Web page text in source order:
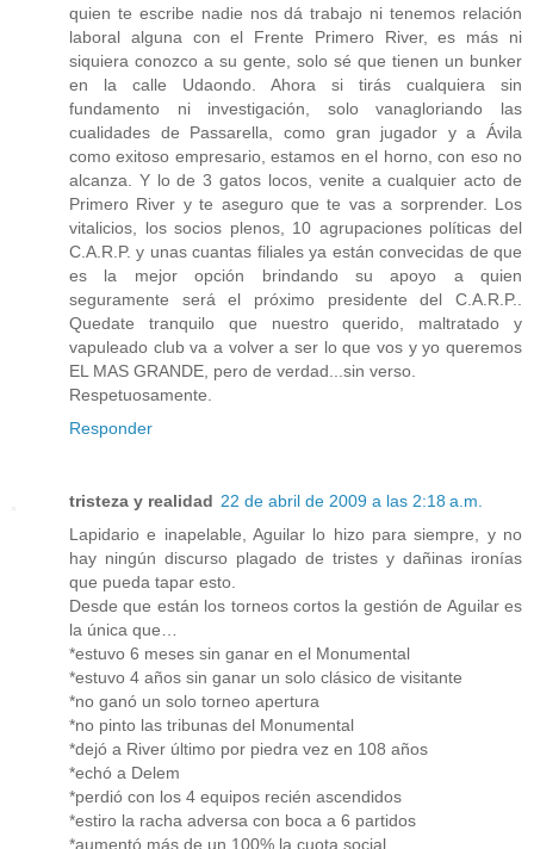
quien te escribe nadie nos dá trabajo ni tenemos relación
laboral alguna con el Frente Primero River, es más ni
siquiera conozco a su gente, solo sé que tienen un bunker
en la calle Udaondo. Ahora si tirás cualquiera sin
fundamento ni investigación, solo vanagloriando las
cualidades de Passarella, como gran jugador y a Ávila
como exitoso empresario, estamos en el horno, con eso no
alcanza. Y lo de 3 gatos locos, venite a cualquier acto de
Primero River y te aseguro que te vas a sorprender. Los
vitalicios, los socios plenos, 10 agrupaciones políticas del
C.A.R.P. y unas cuantas filiales ya están convecidas de que
es la mejor opción brindando su apoyo a quien
seguramente será el próximo presidente del C.A.R.P..
Quedate tranquilo que nuestro querido, maltratado y
vapuleado club va a volver a ser lo que vos y yo queremos
EL MAS GRANDE, pero de verdad...sin verso.
Respetuosamente.
Responder
tristeza y realidad 22 de abril de 2009 a las 2:18 a.m.
Lapidario e inapelable, Aguilar lo hizo para siempre, y no
hay ningún discurso plagado de tristes y dañinas ironías
que pueda tapar esto.
Desde que están los torneos cortos la gestión de Aguilar es
la única que…
*estuvo 6 meses sin ganar en el Monumental
*estuvo 4 años sin ganar un solo clásico de visitante
*no ganó un solo torneo apertura
*no pinto las tribunas del Monumental
*dejó a River último por piedra vez en 108 años
*echó a Delem
*perdió con los 4 equipos recién ascendidos
*estiro la racha adversa con boca a 6 partidos
*aumentó más de un 100% la cuota social